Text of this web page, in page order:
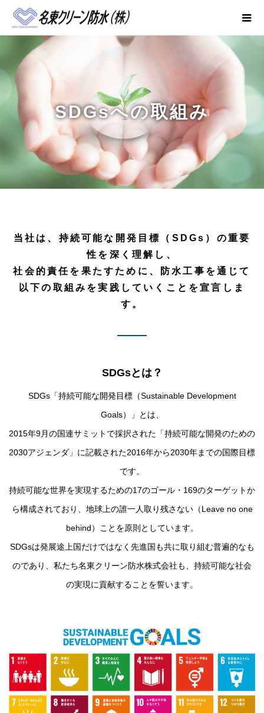
SDGsへの取組み
当社は、持続可能な開発目標（SDGs）の重要
性を深く理解し、
社会的責任を果たすために、防水工事を通じて
以下の取組みを実践していくことを宣言しま
す。
SDGsとは？
SDGs「持続可能な開発目標（Sustainable Development
Goals）」とは、
2015年9月の国連サミットで採択された「持続可能な開発のための
2030アジェンダ」に記載された2016年から2030年までの国際目標
です。
持続可能な世界を実現するための17のゴール・169のターゲットか
ら構成されており、地球上の誰一人取り残さない（Leave no one
behind）ことを原則としています。
SDGsは発展途上国だけではなく先進国も共に取り組む普遍的なも
のであり、私たち名東クリーン防水株式会社も、持続可能な社会
の実現に貢献することを誓います。